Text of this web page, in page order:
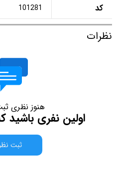
کد 101281
نظرات
هنوز نظری
اولین نفری
ثبت